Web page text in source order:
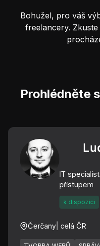
Bohužel, pro váš
freelancery.
Prohlédněte
IT
přístupem
k dispozici
Čerčany | celá ČR